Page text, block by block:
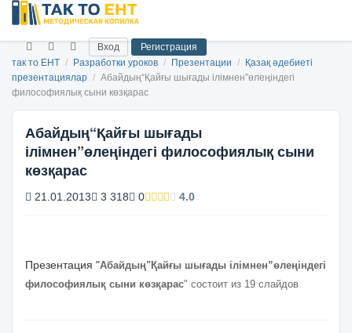
Вход
Регистрация
так то ЕНТ / Разработки уроков / Презентации /
Қазақ әдебиеті
презентациялар / Абайдың“Қайғы шығады ілімнен”өлеңіндегі
философиялық сыни көзқарас
Абайдың“Қайғы шығады
ілімнен”өлеңіндегі философиялық сыни
көзқарас
21.01.2013 3 318 0 4.0
Презентация "Абайдың"Қайғы шығады ілімнен”өлеңіндегі
философиялық сыни көзқарас" состоит из 19 слайдов